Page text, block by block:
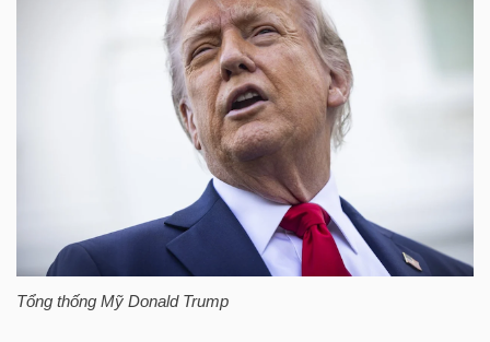
Tổng thống Mỹ Donald Trump
PHÂN